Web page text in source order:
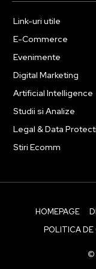
Link-uri utile
E-Commerce
Evenimente
Digital Marketing
Artificial Intelligence
Studii si Analize
Legal & Data
Stiri Ecomm
HOMEPAGE
POLITICA DE
©